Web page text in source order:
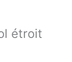
étroit